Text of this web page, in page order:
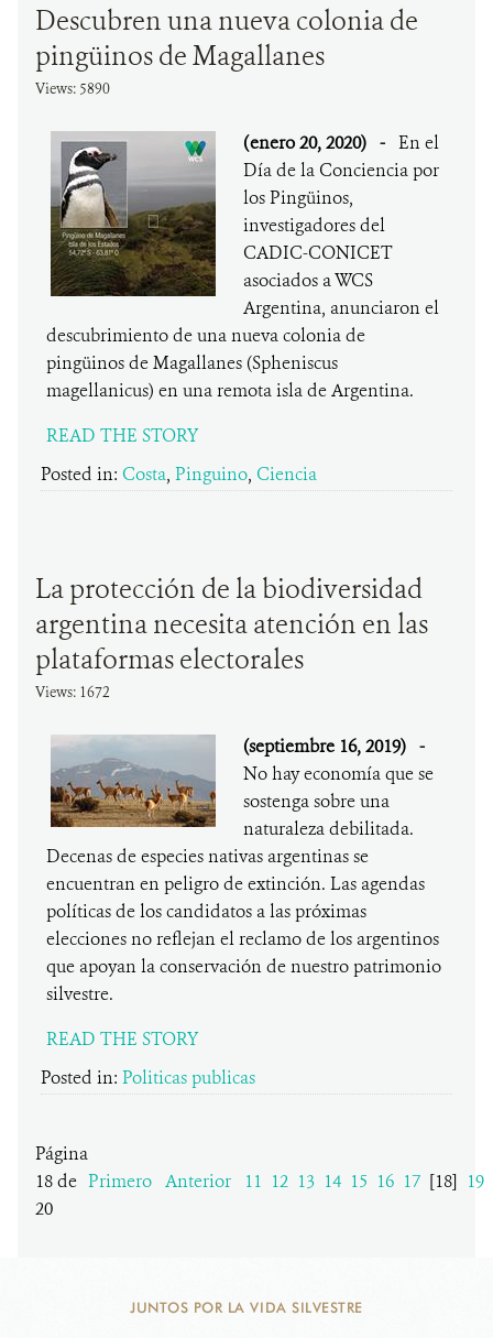
Descubren una nueva colonia de
pingüinos de Magallanes
Views: 5890
(enero 20, 2020) - En el
Día de la Conciencia por
los Pingüinos,
investigadores del
CADIC-CONICET
asociados a WCS
Argentina, anunciaron el
descubrimiento de una nueva colonia de
pingüinos de Magallanes (Spheniscus
magellanicus) en una remota isla de Argentina.
READ THE STORY
Posted in: Costa, Pinguino, Ciencia
La protección de la biodiversidad
argentina necesita atención en las
plataformas electorales
Views: 1672
(septiembre 16, 2019) -
No hay economía que se
sostenga sobre una
naturaleza debilitada.
Decenas de especies nativas argentinas se
encuentran en peligro de extinción. Las agendas
políticas de los candidatos a las próximas
elecciones no reflejan el reclamo de los argentinos
que apoyan la conservación de nuestro patrimonio
silvestre.
READ THE STORY
Posted in: Politicas publicas
Página
18 de
20
Primero Anterior 11 12 13 14 15 16 17 [18] 19
JUNTOS POR LA VIDA SILVESTRE